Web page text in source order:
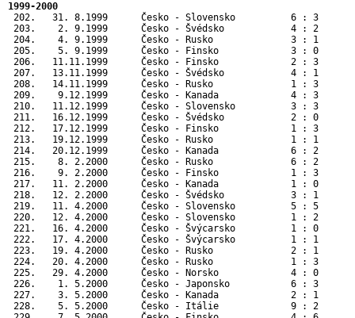
1999-2000
202.   31. 8.1999      Česko - Slovensko          6 : 3
203.    2. 9.1999      Česko - Švédsko            4 : 2
204.    4. 9.1999      Česko - Rusko              3 : 1
205.    5. 9.1999      Česko - Finsko             3 : 0
206.   11.11.1999      Česko - Finsko             2 : 3
207.   13.11.1999      Česko - Švédsko            4 : 1
208.   14.11.1999      Česko - Rusko              1 : 3
209.    9.12.1999      Česko - Kanada             4 : 3
210.   11.12.1999      Česko - Slovensko          3 : 3
211.   16.12.1999      Česko - Švédsko            2 : 0
212.   17.12.1999      Česko - Finsko             1 : 3
213.   19.12.1999      Česko - Rusko              1 : 1
214.   20.12.1999      Česko - Kanada             6 : 2
215.    8. 2.2000      Česko - Rusko              6 : 2
216.    9. 2.2000      Česko - Finsko             1 : 3
217.   11. 2.2000      Česko - Kanada             1 : 0
218.   12. 2.2000      Česko - Švédsko            3 : 1
219.   11. 4.2000      Česko - Slovensko          5 : 5
220.   12. 4.2000      Česko - Slovensko          1 : 2
221.   16. 4.2000      Česko - Švýcarsko          1 : 0
222.   17. 4.2000      Česko - Švýcarsko          1 : 1
223.   19. 4.2000      Česko - Rusko              2 : 1
224.   20. 4.2000      Česko - Rusko              1 : 3
225.   29. 4.2000      Česko - Norsko
226.    1. 5.2000      Česko - Japonsko
227.    3. 5.2000      Česko - Kanada
228.    5. 5.2000      Česko - Itálie